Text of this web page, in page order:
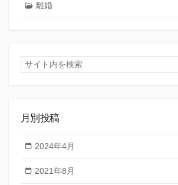
離婚
検
索
月別投稿
2024年4月
2021年8月